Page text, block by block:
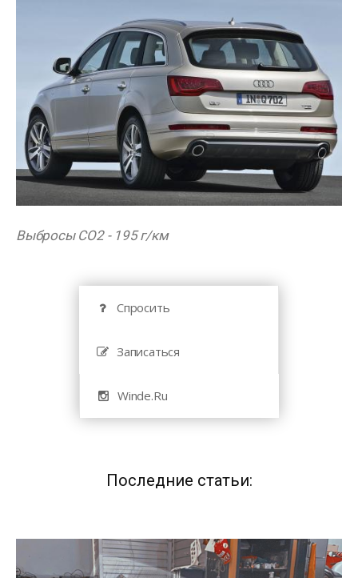
Выбросы CO2 - 195 г/км
Спросить
Записаться
Winde.Ru
Последние статьи: